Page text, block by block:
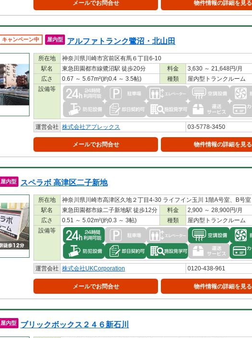
メールでお問合せ 物件情報の詳細を見る
キャンペーン中 屋内型 アルファトランク鷺沼・北山田
所在地
神奈川県川崎市宮前区有馬６丁目6-10
駅名
東急田園都市線鷺沼駅 徒歩20分 料金
3,630 ～ 21,648円/月
広さ
0.67 ～ 5.67m²(約0.4 ～ 3.5帖) 種類
屋内型トランクルーム
設備等
運営会社 株式会社アプレックス 03-5778-3450
メールでお問合せ 物件情報の詳細を見る
屋内型 スペラボ 高津区二子新地
所在地
神奈川県川崎市高津区久地２丁目4-30 ライフイン玉川 1階A号室、B号室
駅名
東急田園都市線二子新地駅 徒歩12分 料金
2,900 ～ 28,900円/月
広さ
0.51 ～ 5.02m²(約0.3 ～ 3帖) 種類
屋内型トランクルーム
設備等
運営会社 株式会社UKCorporation 0120-438-961
メールでお問合せ 物件情報の詳細を見る
屋内型 ブリックボックス２４６新石川